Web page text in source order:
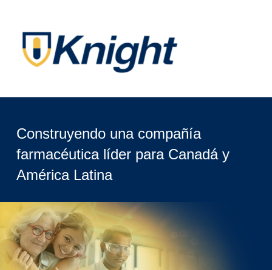
Construyendo una compañía
farmacéutica líder para Canadá y
América Latina